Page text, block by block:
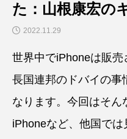
た：山根康宏の
2022.11.29
世界中でiPhoneは販
長国連邦のドバイの事
なります。今回はそ
iPhoneなど、他国で